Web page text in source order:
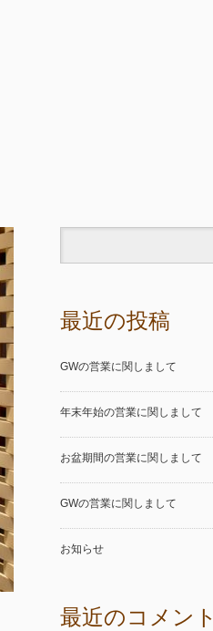
最近の投稿
GWの営業に関しまして
年末年始の営業に関しまして
お盆期間の営業に関しまして
GWの営業に関しまして
お知らせ
最近のコメント